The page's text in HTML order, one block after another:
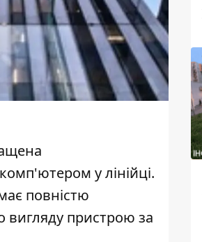
у лінійці.
повністю
пристрою за